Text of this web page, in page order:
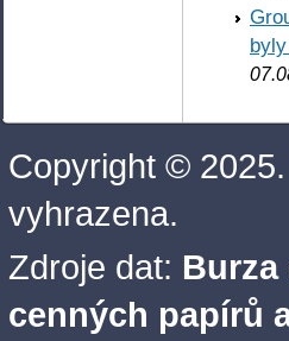
Copyright ©
vyhrazena.
Zdroje dat: Burza
cenných papírů